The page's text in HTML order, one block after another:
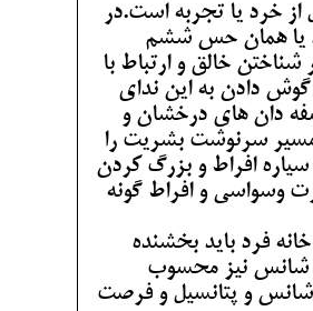
خرد یا تجربه است.در
یا همان حس ششم
خالق و ارتباط با
گوش دادن به این ندای
دان های درخشان و
سرنوشت بشریت را
افراط و بزرگ کردن
وسواسی و افراط گونه
فرد باید بخشنده
ی شانس نیز محسوب
و پتانسیل و فرصت